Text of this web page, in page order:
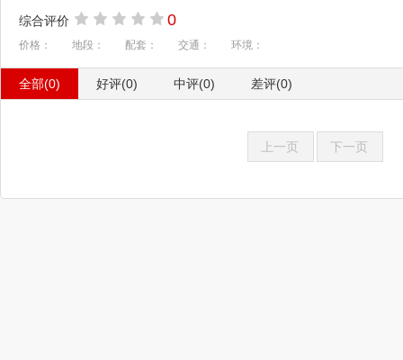
综合评价 0
价格： 地段： 配套： 交通： 环境：
全部(0) 好评(0) 中评(0) 差评(0)
上一页 下一页